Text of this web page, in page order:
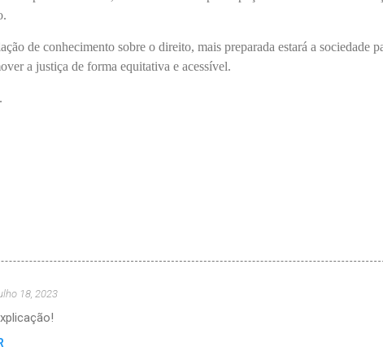
de conhecimento sobre o direito, mais preparada estará a sociedade
a justiça de forma equitativa e acessível.
18, 2023